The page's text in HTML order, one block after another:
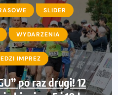
SLIDER
WYDARZENIA
IMPREZ
po raz drugi! 12
INFORMACJE PRASOWE
WYDARZENIA
lekkiej atletyki